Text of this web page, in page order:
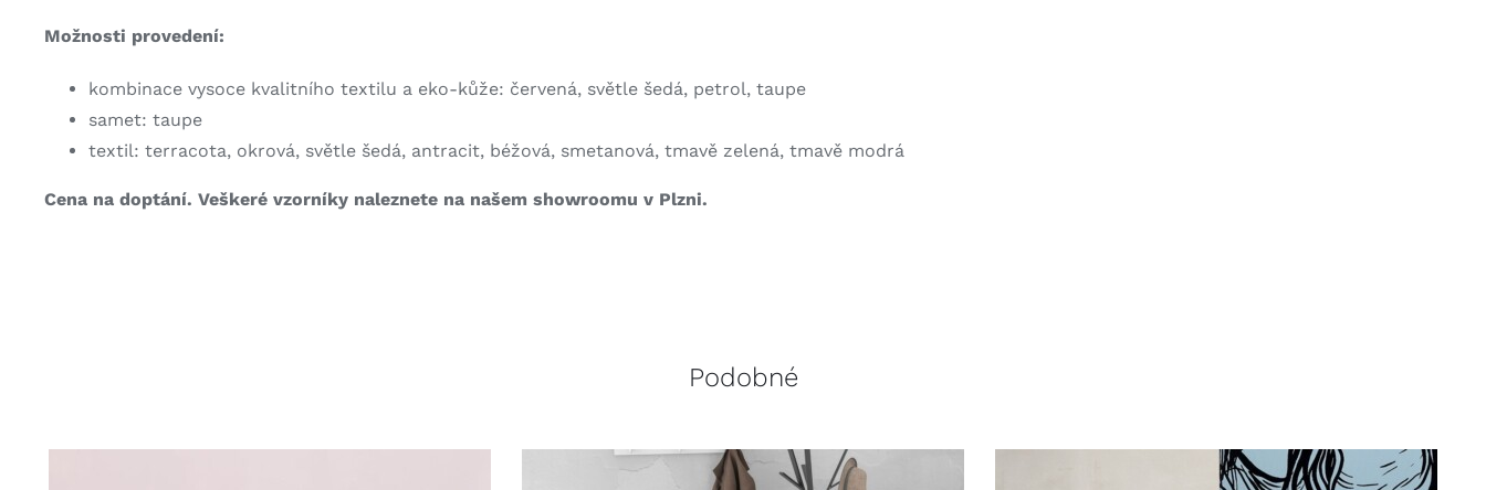
Možnosti provedení:
kombinace vysoce kvalitního textilu a eko-kůže: červená, světle šedá, petrol, taupe
samet: taupe
textil: terracota, okrová, světle šedá, antracit, béžová, smetanová, tmavě zelená, tmavě modrá
Cena na doptání. Veškeré vzorníky naleznete na našem showroomu v Plzni.
Podobné